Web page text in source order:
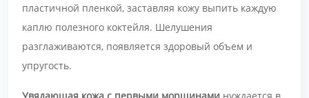
пластичной пленкой, заставляя кожу выпить каждую
каплю полезного коктейля. Шелушения
разглаживаются, появляется здоровый объем и
упругость.
Увядающая кожа с первыми морщинами нуждается в